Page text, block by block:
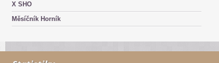
X SHO
Měsíčník Horník